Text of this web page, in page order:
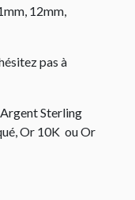
12mm,
pas à
Sterling
Or 10K ou Or